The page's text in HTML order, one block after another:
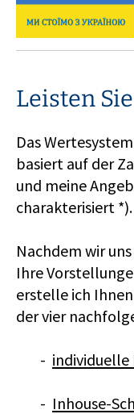
Leisten
Das
basiert auf der
und meine
charakterisiert *).
Nachdem wir
Ihre
erstelle ich
der vier
- individuelle
- Inhouse-